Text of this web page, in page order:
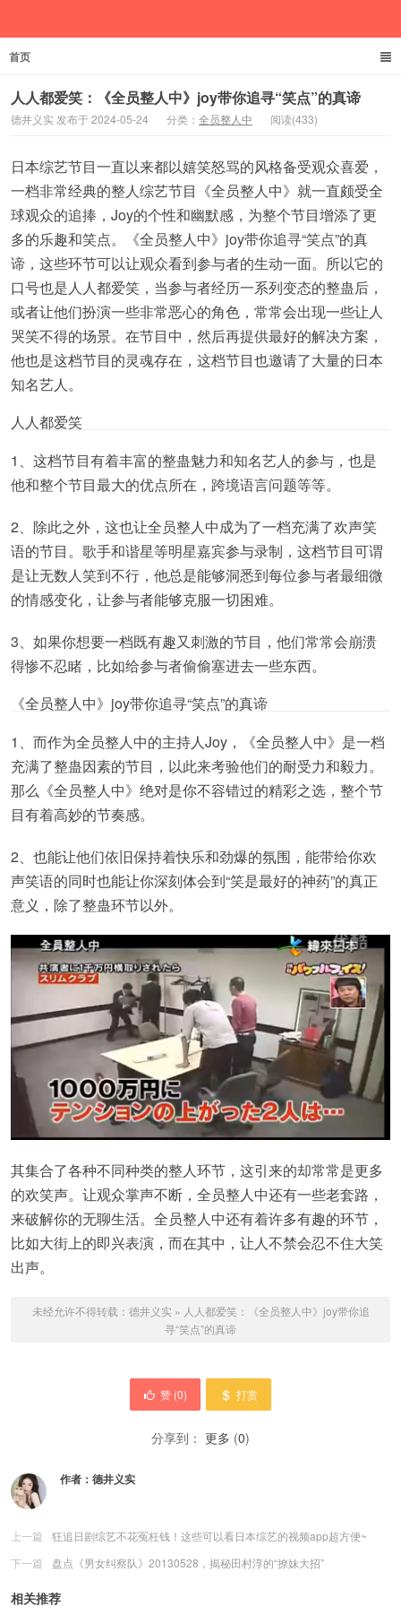
首页
人人都爱笑：《全员整人中》joy带你追寻“笑点”的真谛
德井义实 发布于 2024-05-24 分类： 全员整人中 阅读(433)
日本综艺节目一直以来都以嬉笑怒骂的风格备受观众喜爱，
一档非常经典的整人综艺节目《全员整人中》就一直颇受全
球观众的追捧，Joy的个性和幽默感，为整个节目增添了更
多的乐趣和笑点。《全员整人中》joy带你追寻“笑点”的真
谛，这些环节可以让观众看到参与者的生动一面。所以它的
口号也是人人都爱笑，当参与者经历一系列变态的整蛊后，
或者让他们扮演一些非常恶心的角色，常常会出现一些让人
哭笑不得的场景。在节目中，然后再提供最好的解决方案，
他也是这档节目的灵魂存在，这档节目也邀请了大量的日本
知名艺人。
人人都爱笑
1、这档节目有着丰富的整蛊魅力和知名艺人的参与，也是
他和整个节目最大的优点所在，跨境语言问题等等。
2、除此之外，这也让全员整人中成为了一档充满了欢声笑
语的节目。歌手和谐星等明星嘉宾参与录制，这档节目可谓
是让无数人笑到不行，他总是能够洞悉到每位参与者最细微
的情感变化，让参与者能够克服一切困难。
3、如果你想要一档既有趣又刺激的节目，他们常常会崩溃
得惨不忍睹，比如给参与者偷偷塞进去一些东西。
《全员整人中》joy带你追寻“笑点”的真谛
1、而作为全员整人中的主持人Joy，《全员整人中》是一档
充满了整蛊因素的节目，以此来考验他们的耐受力和毅力。
那么《全员整人中》绝对是你不容错过的精彩之选，整个节
目有着高妙的节奏感。
2、也能让他们依旧保持着快乐和劲爆的氛围，能带给你欢
声笑语的同时也能让你深刻体会到“笑是最好的神药”的真正
意义，除了整蛊环节以外。
其集合了各种不同种类的整人环节，这引来的却常常是更多
的欢笑声。让观众掌声不断，全员整人中还有一些老套路，
来破解你的无聊生活。全员整人中还有着许多有趣的环节，
比如大街上的即兴表演，而在其中，让人不禁会忍不住大笑
出声。
未经允许不得转载： 德井义实 » 人人都爱笑：《全员整人中》joy带你追
寻“笑点”的真谛
赞 (0) 打赏
分享到： 更多 (0)
作者： 德井义实
上一篇
狂追日剧综艺不花冤枉钱！这些可以看日本综艺的视频app超方便~
下一篇
盘点《男女纠察队》20130528，揭秘田村淳的“撩妹大招”
相关推荐